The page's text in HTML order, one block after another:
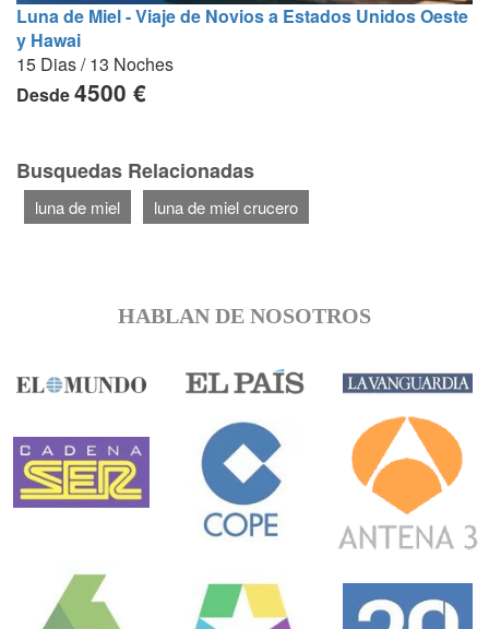
Luna de Miel - Viaje de Novios a Estados Unidos Oeste
y Hawai
15 Dias / 13 Noches
Desde4500 €
Busquedas Relacionadas
luna de miel luna de miel crucero
HABLAN DE NOSOTROS